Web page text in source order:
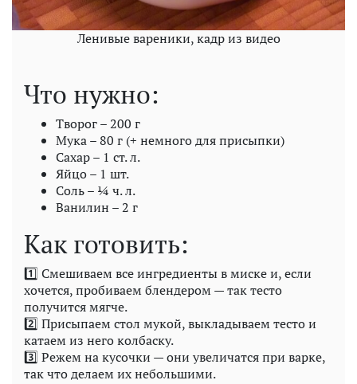
Ленивые вареники, кадр из видео
Что нужно:
Творог – 200 г
Мука – 80 г (+ немного для присыпки)
Сахар – 1 ст. л.
Яйцо – 1 шт.
Соль – ¼ ч. л.
Ванилин – 2 г
Как готовить:
1️⃣ Смешиваем все ингредиенты в миске и, если
хочется, пробиваем блендером — так тесто
получится мягче.
2️⃣ Присыпаем стол мукой, выкладываем тесто и
катаем из него колбаску.
3️⃣ Режем на кусочки — они увеличатся при варке,
так что делаем их небольшими.